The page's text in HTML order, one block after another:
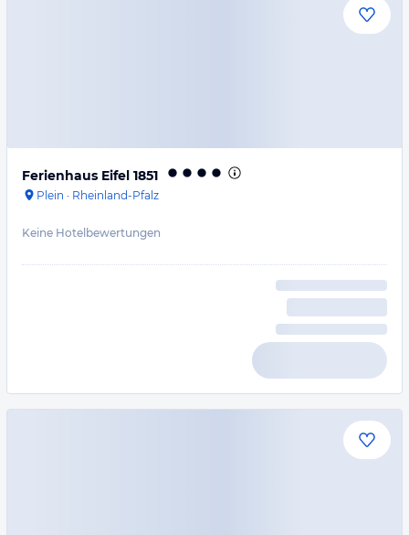
Ferienhaus Eifel 1851
Plein · Rheinland-Pfalz
Keine Hotelbewertungen